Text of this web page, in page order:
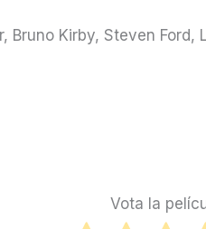
Bruno Kirby, Steven
Vota la